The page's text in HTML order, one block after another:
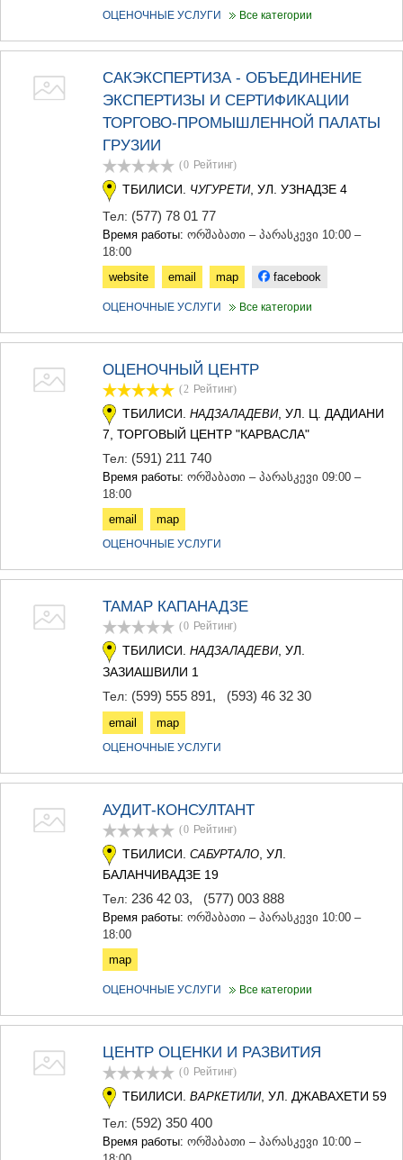
ОЦЕНОЧНЫЕ УСЛУГИ Все категории
САКЭКСПЕРТИЗА - ОБЪЕДИНЕНИЕ
ЭКСПЕРТИЗЫ И СЕРТИФИКАЦИИ
ТОРГОВО-ПРОМЫШЛЕННОЙ ПАЛАТЫ
ГРУЗИИ
(0 Рейтинг)
ТБИЛИСИ. ЧУГУРЕТИ, УЛ. УЗНАДЗЕ 4
Тел: (577) 78 01 77
Время работы: ორშაბათი – პარასკევი 10:00 –
18:00
website
email map facebook
ОЦЕНОЧНЫЕ УСЛУГИ Все категории
ОЦЕНОЧНЫЙ ЦЕНТР
(2 Рейтинг)
ТБИЛИСИ. НАДЗАЛАДЕВИ, УЛ. Ц. ДАДИАНИ
7, ТОРГОВЫЙ ЦЕНТР "КАРВАСЛА"
Тел: (591) 211 740
Время работы: ორშაბათი – პარასკევი 09:00 –
18:00
email
map
ОЦЕНОЧНЫЕ УСЛУГИ
ТАМАР КАПАНАДЗЕ
(0 Рейтинг)
ТБИЛИСИ. НАДЗАЛАДЕВИ, УЛ.
ЗАЗИАШВИЛИ 1
Тел: (599) 555 891, (593) 46 32 30
email map
ОЦЕНОЧНЫЕ УСЛУГИ
АУДИТ-КОНСУЛТАНТ
(0 Рейтинг)
ТБИЛИСИ. САБУРТАЛО , УЛ.
БАЛАНЧИВАДЗЕ 19
Тел: 236 42 03, (577) 003 888
Время работы: ორშაბათი – პარასკევი 10:00 –
18:00
map
ОЦЕНОЧНЫЕ УСЛУГИ Все категории
ЦЕНТР ОЦЕНКИ И РАЗВИТИЯ
(0 Рейтинг)
ТБИЛИСИ. ВАРКЕТИЛИ, УЛ. ДЖАВАХЕТИ 59
Тел: (592) 350 400
Время работы: ორშაბათი – პარასკევი 10:00 –